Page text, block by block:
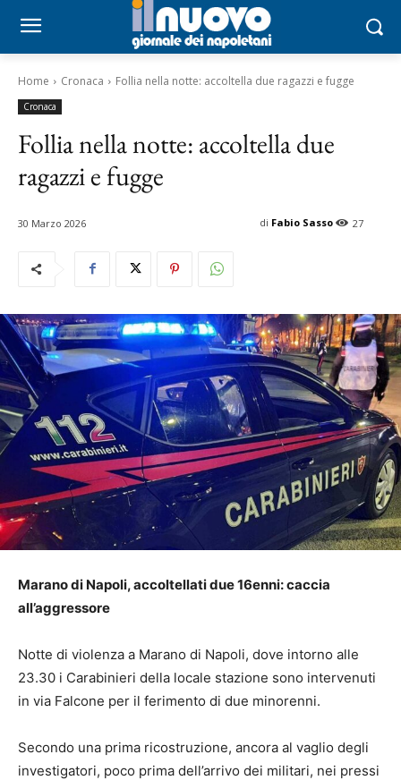
Home Cronaca Follia nella notte: accoltella due ragazzi e fugge
Cronaca
Follia nella notte: accoltella due
ragazzi e fugge
30 Marzo 2026 27
di Fabio Sasso
Marano di Napoli, accoltellati due 16enni: caccia
all’aggressore
Notte di violenza a Marano di Napoli, dove intorno alle
23.30 i Carabinieri della locale stazione sono intervenuti
in via Falcone per il ferimento di due minorenni.
Secondo una prima ricostruzione, ancora al vaglio degli
investigatori, poco prima dell’arrivo dei militari, nei pressi